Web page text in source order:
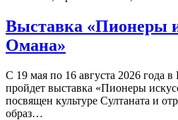
Выставка «Пионеры
Омана»
С 19 мая по 16 августа 2026 года в
пройдет выставка «Пионеры
посвящен культуре Султаната и
образ…